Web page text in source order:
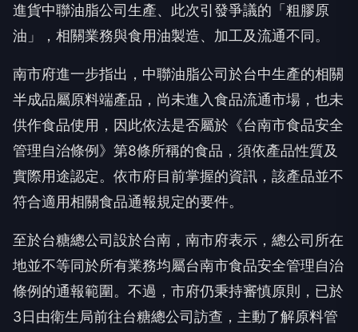
進貨中聯油脂公司生產、此次引發爭議的「粗膠原
油」，相關業務與食用油製造、加工及流通不同。
南市府進一步指出，中聯油脂公司於台中生產的相關
半成品屬原料端產品，尚未進入食品流通市場，也未
供作食品使用，因此依法是否屬於《台南市食品安全
管理自治條例》第8條所稱的食品，須依產品性質及
實際用途認定。依市府目前掌握的資訊，該產品並不
符合適用相關食品通報規定的要件。
至於台糖總公司設於台南，南市府表示，總公司所在
地並不等同於所有業務均屬台南市食品安全管理自治
條例的通報範圍。不過，市府仍秉持審慎原則，已於
3日由衛生局前往台糖總公司訪查，主動了解原料管